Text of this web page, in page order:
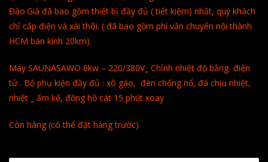
Đào.Giá đã bao gồm thiết bị đầy đủ ( tiết kiệm) nhất, quý khách
chỉ cấp điện và xài thôi. ( đã bao gồm phí vận chuyển nội thành
HCM bán kính 20km).
Máy SAUNASAWO 6kw – 220/380V_ Chỉnh nhiệt độ bằng điện
tử . Bộ phụ kiện đầy đủ : xô gáo, đèn chống nổ, đá chịu nhiệt,
nhiệt _ ẩm kế, đồng hồ cát 15 phút xoay
Còn hàng (có thể đặt hàng trước)